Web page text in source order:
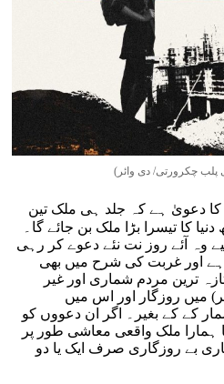
دعویٰ ہے کہ جلد ہی ملک تین
کا تیسرا بڑا ملک بن جائے گا۔
وہ آئے روز نت نئے دعوے کر رہی
اور غربت کی شرح میں بھی
ترین مردم شماری اور غیر
میں روزگار اور اس میں
کے کے بغیر۔ اگر ان دعووں کو
ہمارا ملک واقعی معاشی طور پر
بے روزگاری صرف ایک یا دو